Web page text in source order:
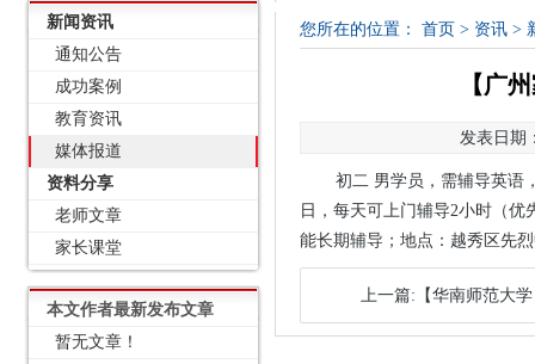
新闻资讯
通知公告
成功案例
教育资讯
媒体报道
资料分享
老师文章
家长课堂
本文作者最新发布文章
暂无文章！
您所在的位置： 首页 > 资讯 >
【广
发表日期
初二 男学员，需辅导英语
日，每天可上门辅导2小时（
能长期辅导；地点：越秀区先
上一篇:【华南师范大